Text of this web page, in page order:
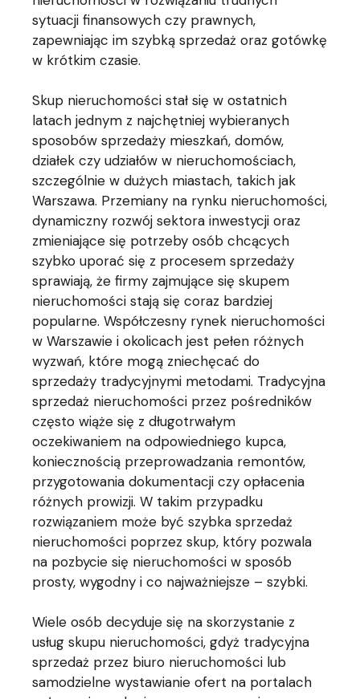
sytuacji finansowych czy prawnych,
zapewniając im szybką sprzedaż oraz gotówkę
w krótkim czasie.
Skup nieruchomości stał się w ostatnich
latach jednym z najchętniej wybieranych
sposobów sprzedaży mieszkań, domów,
działek czy udziałów w nieruchomościach,
szczególnie w dużych miastach, takich jak
Warszawa. Przemiany na rynku nieruchomości,
dynamiczny rozwój sektora inwestycji oraz
zmieniające się potrzeby osób chcących
szybko uporać się z procesem sprzedaży
sprawiają, że firmy zajmujące się skupem
nieruchomości stają się coraz bardziej
popularne. Współczesny rynek nieruchomości
w Warszawie i okolicach jest pełen różnych
wyzwań, które mogą zniechęcać do
sprzedaży tradycyjnymi metodami. Tradycyjna
sprzedaż nieruchomości przez pośredników
często wiąże się z długotrwałym
oczekiwaniem na odpowiedniego kupca,
koniecznością przeprowadzania remontów,
przygotowania dokumentacji czy opłacenia
różnych prowizji. W takim przypadku
rozwiązaniem może być szybka sprzedaż
nieruchomości poprzez skup, który pozwala
na pozbycie się nieruchomości w sposób
prosty, wygodny i co najważniejsze – szybki.
Wiele osób decyduje się na skorzystanie z
usług skupu nieruchomości, gdyż tradycyjna
sprzedaż przez biuro nieruchomości lub
samodzielne wystawianie ofert na portalach